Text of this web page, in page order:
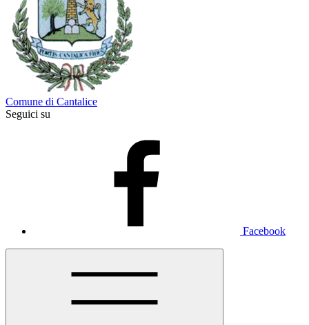
Comune di Cantalice
Seguici su
Facebook